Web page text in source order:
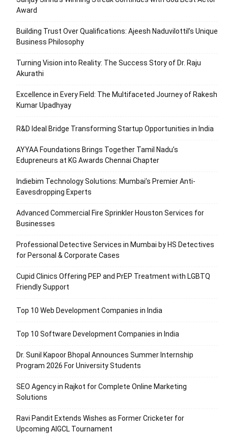
Award
Building Trust Over Qualifications: Ajeesh Naduvilottil’s Unique
Business Philosophy
Turning Vision into Reality: The Success Story of Dr. Raju
Akurathi
Excellence in Every Field: The Multifaceted Journey of Rakesh
Kumar Upadhyay
R&D Ideal Bridge Transforming Startup Opportunities in India
AYYAA Foundations Brings Together Tamil Nadu’s
Edupreneurs at KG Awards Chennai Chapter
Indiebim Technology Solutions: Mumbai’s Premier Anti-
Eavesdropping Experts
Advanced Commercial Fire Sprinkler Houston Services for
Businesses
Professional Detective Services in Mumbai by HS Detectives
for Personal & Corporate Cases
Cupid Clinics Offering PEP and PrEP Treatment with LGBTQ
Friendly Support
Top 10 Web Development Companies in India
Top 10 Software Development Companies in India
Dr. Sunil Kapoor Bhopal Announces Summer Internship
Program 2026 For University Students
SEO Agency in Rajkot for Complete Online Marketing
Solutions
Ravi Pandit Extends Wishes as Former Cricketer for
Upcoming AIGCL Tournament